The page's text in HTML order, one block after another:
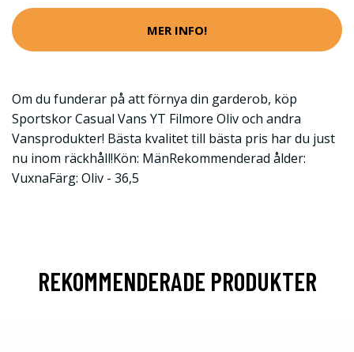
MER INFO!
Om du funderar på att förnya din garderob, köp
Sportskor Casual Vans YT Filmore Oliv och andra
Vansprodukter! Bästa kvalitet till bästa pris har du just
nu inom räckhåll!Kön: MänRekommenderad ålder:
VuxnaFärg: Oliv - 36,5
REKOMMENDERADE PRODUKTER